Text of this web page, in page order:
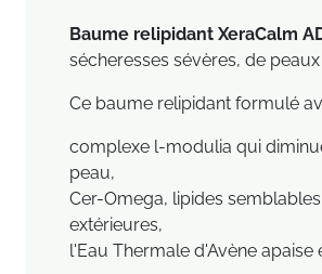
Baume relipidant XeraCalm
sécheresses sévères, de
Ce baume relipidant formulé
complexe l-modulia qui
peau,
Cer-Omega, lipides
extérieures,
l'Eau Thermale d'Avène